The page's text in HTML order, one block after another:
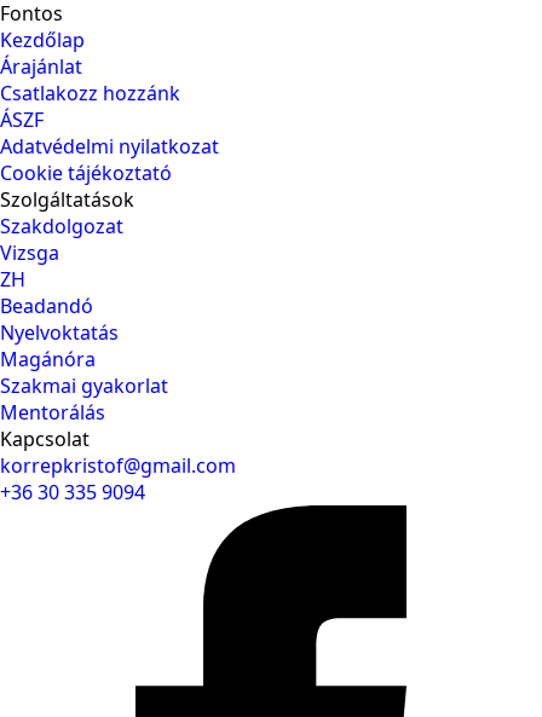
Fontos
Kezdőlap
Árajánlat
Csatlakozz hozzánk
ÁSZF
Adatvédelmi nyilatkozat
Cookie tájékoztató
Szolgáltatások
Szakdolgozat
Vizsga
ZH
Beadandó
Nyelvoktatás
Magánóra
Szakmai gyakorlat
Mentorálás
Kapcsolat
korrepkristof@gmail.com
+36 30 335 9094